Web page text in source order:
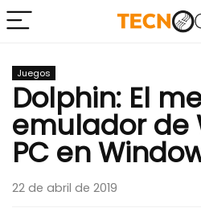
Juegos
Dolphin: El
emulador de
PC en
22 de abril de 2019